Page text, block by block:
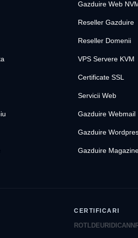
Gazduire Web
Reseller Gazduire
Reseller Domenii
VPS Servere KVM
Certificate SSL
Servicii Web
Gazduire Webmail
Gazduire
Gazduire
CERTIFICARI
ROTLD EURID ICANN